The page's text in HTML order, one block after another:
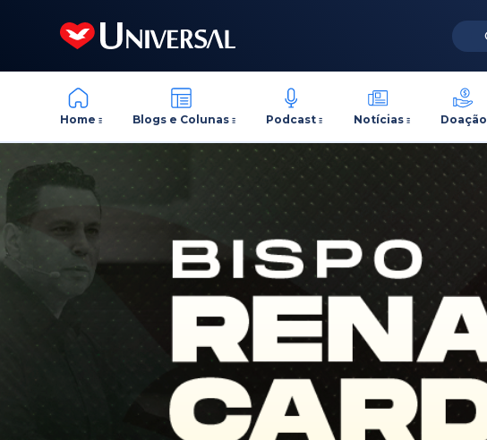
Home Blogs e Colunas Podcast Notícias Doação